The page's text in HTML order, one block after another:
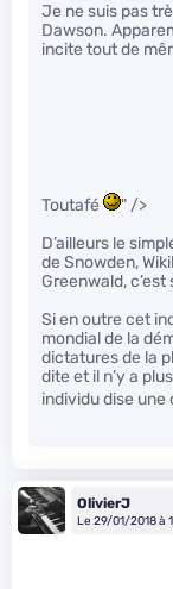
Je ne suis pas
Dawson.
incite tout de
Toutafé
" />
D’ailleurs le
de Snowden,
Greenwald,
Si en outre cet
mondial de la
dictatures de la
dite et il n’y a
individu dise
OlivierJ
Le 29/01/2018 à